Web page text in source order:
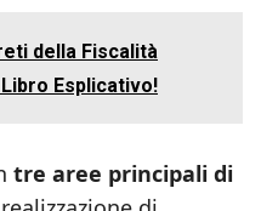
della Fiscalità
Esplicativo!
tre aree principali di